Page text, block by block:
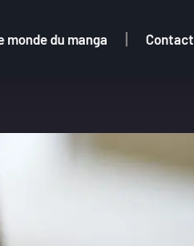
monde du manga Contact